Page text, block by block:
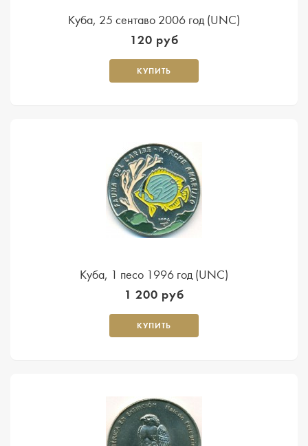
Куба, 25 сентаво 2006 год (UNC)
120 руб
КУПИТЬ
Куба, 1 песо 1996 год (UNC)
1 200 руб
КУПИТЬ